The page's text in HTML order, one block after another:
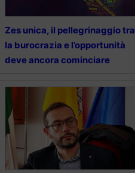
Zes unica, il pellegrinaggio tra
la burocrazia e l’opportunità
deve ancora cominciare